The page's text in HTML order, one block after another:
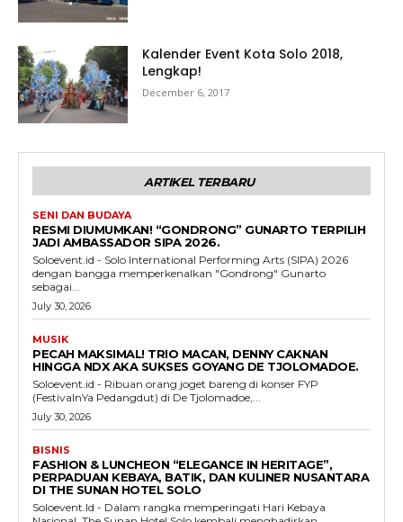
Kalender Event Kota Solo 2018,
Lengkap!
December 6, 2017
ARTIKEL TERBARU
SENI DAN BUDAYA
RESMI DIUMUMKAN! “GONDRONG” GUNARTO TERPILIH
JADI AMBASSADOR SIPA 2026.
Soloevent.id - Solo International Performing Arts (SIPA) 2026
dengan bangga memperkenalkan "Gondrong" Gunarto
sebagai...
July 30, 2026
MUSIK
PECAH MAKSIMAL! TRIO MACAN, DENNY CAKNAN
HINGGA NDX AKA SUKSES GOYANG DE TJOLOMADOE.
Soloevent.id - Ribuan orang joget bareng di konser FYP
(FestivalnYa Pedangdut) di De Tjolomadoe,...
July 30, 2026
BISNIS
FASHION & LUNCHEON “ELEGANCE IN HERITAGE”,
PERPADUAN KEBAYA, BATIK, DAN KULINER NUSANTARA
DI THE SUNAN HOTEL SOLO
Soloevent.Id - Dalam rangka memperingati Hari Kebaya